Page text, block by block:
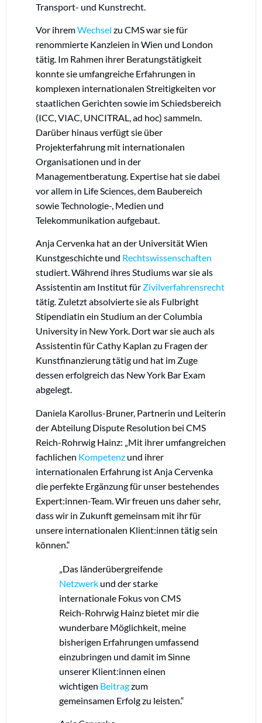
Transport- und Kunstrecht.
Vor ihremWechsel zu CMS war sie für
renommierte Kanzleien in Wien und London
tätig. Im Rahmen ihrer Beratungstätigkeit
konnte sie umfangreiche Erfahrungen in
komplexen internationalen Streitigkeiten vor
staatlichen Gerichten sowie im Schiedsbereich
(ICC, VIAC, UNCITRAL, ad hoc) sammeln.
Darüber hinaus verfügt sie über
Projekterfahrung mit internationalen
Organisationen und in der
Managementberatung. Expertise hat sie dabei
vor allem in Life Sciences, dem Baubereich
sowie Technologie-, Medien und
Telekommunikation aufgebaut.
Anja Cervenka hat an der Universität Wien
Kunstgeschichte und Rechtswissenschaften
studiert. Während ihres Studiums war sie als
Assistentin am Institut für Zivilverfahrensrecht
tätig. Zuletzt absolvierte sie als Fulbright
Stipendiatin ein Studium an der Columbia
University in New York. Dort war sie auch als
Assistentin für Cathy Kaplan zu Fragen der
Kunstfinanzierung tätig und hat im Zuge
dessen erfolgreich das New York Bar Exam
abgelegt.
Daniela Karollus-Bruner, Partnerin und Leiterin
der Abteilung Dispute Resolution bei CMS
Reich-Rohrwig Hainz: „Mit ihrer umfangreichen
fachlichen Kompetenz und ihrer
internationalen Erfahrung ist Anja Cervenka
die perfekte Ergänzung für unser bestehendes
Expert:innen-Team. Wir freuen uns daher sehr,
dass wir in Zukunft gemeinsam mit ihr für
unsere internationalen Klient:innen tätig sein
können.“
„Das länderübergreifende
Netzwerk und der starke
internationale Fokus von CMS
Reich-Rohrwig Hainz bietet mir die
wunderbare Möglichkeit, meine
bisherigen Erfahrungen umfassend
einzubringen und damit im Sinne
unserer Klient:innen einen
wichtigen Beitragzum
gemeinsamen Erfolg zu leisten.“